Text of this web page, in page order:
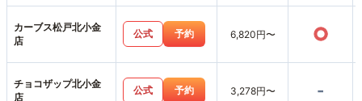
カーブス松戸北小金
店
公式 予約 6,820円〜 ○
チョコザップ北小金
店
公式 予約 3,278円〜 -